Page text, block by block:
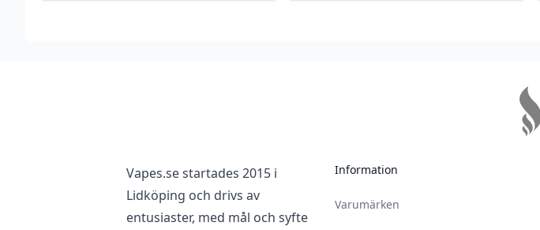
Vapes.se startades 2015 i
Lidköping och drivs av
entusiaster, med mål och syfte
Information
Varumärken